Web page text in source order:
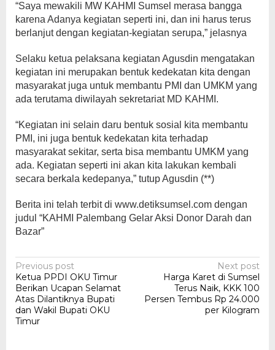
“Saya mewakili MW KAHMI Sumsel merasa bangga
karena Adanya kegiatan seperti ini, dan ini harus terus
berlanjut dengan kegiatan-kegiatan serupa,” jelasnya
Selaku ketua pelaksana kegiatan Agusdin mengatakan
kegiatan ini merupakan bentuk kedekatan kita dengan
masyarakat juga untuk membantu PMI dan UMKM yang
ada terutama diwilayah sekretariat MD KAHMI.
“Kegiatan ini selain daru bentuk sosial kita membantu
PMI, ini juga bentuk kedekatan kita terhadap
masyarakat sekitar, serta bisa membantu UMKM yang
ada. Kegiatan seperti ini akan kita lakukan kembali
secara berkala kedepanya,” tutup Agusdin (**)
Berita ini telah terbit di www.detiksumsel.com dengan
judul “KAHMI Palembang Gelar Aksi Donor Darah dan
Bazar”
Post
navigation
Previous post
Ketua PPDI OKU Timur
Berikan Ucapan Selamat
Atas Dilantiknya Bupati
dan Wakil Bupati OKU
Timur
Next post
Harga Karet di Sumsel
Terus Naik, KKK 100
Persen Tembus Rp 24.000
per Kilogram